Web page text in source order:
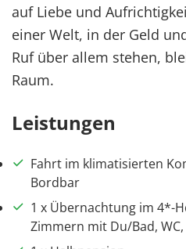
auf Liebe und
einer Welt, in der Geld
Ruf über allem stehen,
Raum.
Leistungen
Fahrt im klimatisierten
Bordbar
1 x Übernachtung im 4*-
Zimmern mit Du/Bad, WC,